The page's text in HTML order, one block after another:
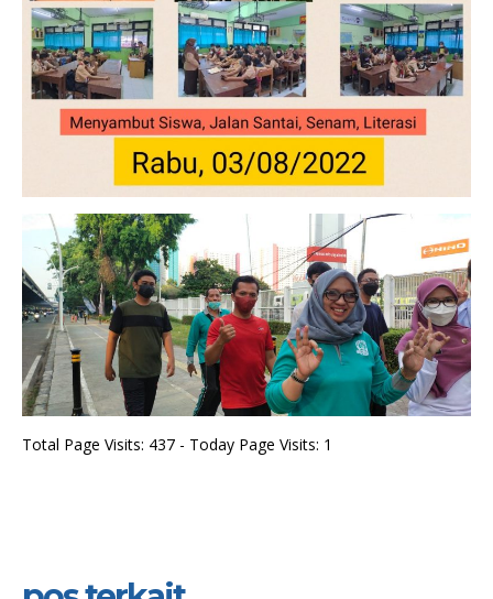
Total Page Visits: 437 - Today Page Visits: 1